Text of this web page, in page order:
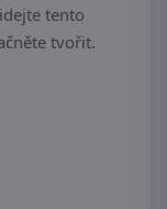
tento
tvořit.